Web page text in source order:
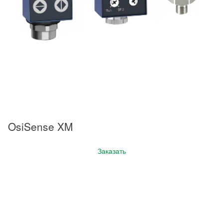
OsiSense XM
Заказать